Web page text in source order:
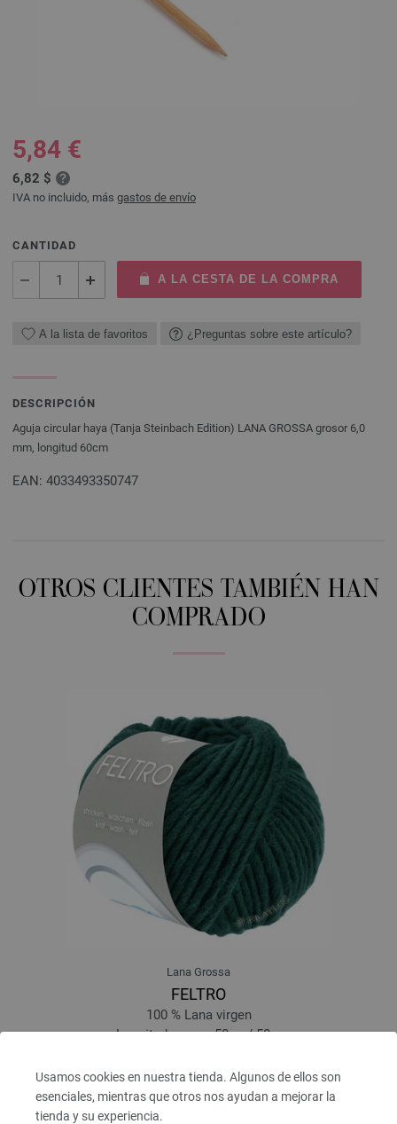
Usamos cookies en nuestra tienda. Algunos de ellos son
esenciales, mientras que otros nos ayudan a mejorar la
tienda y su experiencia.
5,84 €
6,82 $
IVA no incluido, más gastos de envío
CANTIDAD
A LA CESTA DE LA COMPRA
A la lista de favoritos ¿Preguntas sobre este artículo?
DESCRIPCIÓN
Aguja circular haya (Tanja Steinbach Edition) LANA GROSSA grosor 6,0
mm, longitud 60cm
EAN: 4033493350747
OTROS CLIENTES TAMBIÉN HAN
COMPRADO
Lana Grossa
FELTRO
100 % Lana virgen
Longitud: aprox. 50 m / 50 g
2,94 €
3,43 $
IVA no incluido, más gastos de envío, Precio base:58,80 € / kg